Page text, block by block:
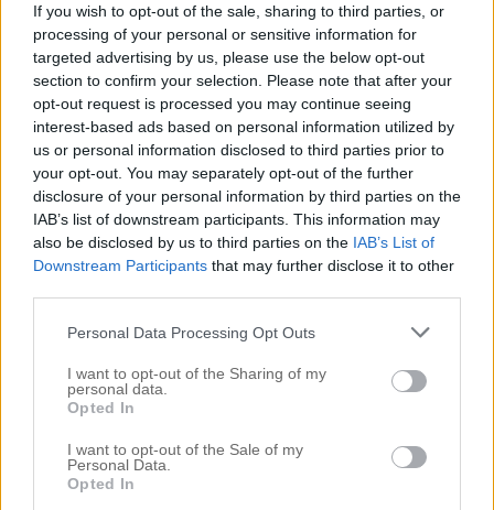
If you wish to opt-out of the sale, sharing to third parties, or
processing of your personal or sensitive information for
targeted advertising by us, please use the below opt-out
section to confirm your selection. Please note that after your
opt-out request is processed you may continue seeing
interest-based ads based on personal information utilized by
us or personal information disclosed to third parties prior to
your opt-out. You may separately opt-out of the further
disclosure of your personal information by third parties on the
IAB’s list of downstream participants. This information may
also be disclosed by us to third parties on the IAB’s List of
Downstream Participants that may further disclose it to other
Personal Data Processing Opt Outs
I want to opt-out of the Sharing of my
personal data.
Opted In
I want to opt-out of the Sale of my
Personal Data.
Opted In
Svara
Beckis
mars 13, 2019 kl. 22:04
Hmm gick inte med någon..
Huset större stuga…
Stort kattdjur/puma-leopard, vi närmar oss o blir
tighta.
Vattnet tänkte ja hav….
Kära nån som de kan bli…
intressant!!
Svara
Fia
mars 13, 2019 kl. 22:31